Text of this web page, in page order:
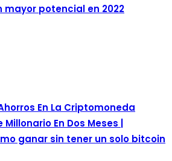
potencial en 2022
En La Criptomoneda
Millonario En Dos Meses |
ganar sin tener un solo bitcoin